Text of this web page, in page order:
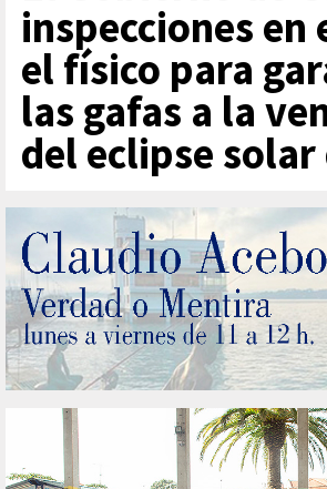
inspecciones en
el físico para
las gafas a la
del eclipse solar